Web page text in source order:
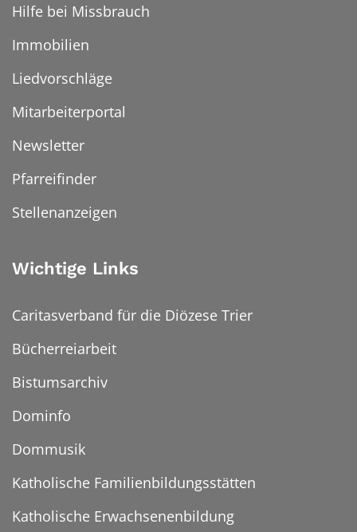
Hilfe bei Missbrauch
Immobilien
Liedvorschläge
Mitarbeiterportal
Newsletter
Pfarreifinder
Stellenanzeigen
Wichtige Links
Caritasverband für die Diözese Trier
Bücherreiarbeit
Bistumsarchiv
Dominfo
Dommusik
Katholische Familienbildungsstätten
Katholische Erwachsenenbildung